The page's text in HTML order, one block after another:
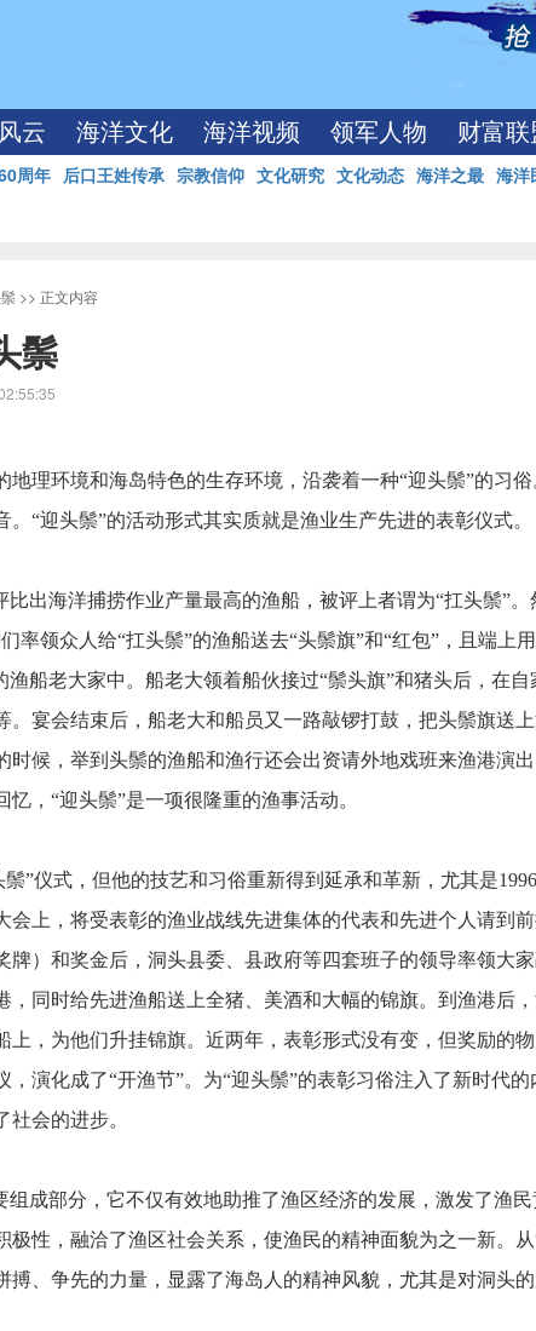
云 海洋文化 海洋视频 领军人物 财富联
周年 后口王姓传承 宗教信仰 文化研究 文化动态 海洋之最 海洋
>> 正文内容
鬃
地理环境和海岛特色的生存环境，沿袭着一种“迎头鬃”的习俗
“迎头鬃”的活动形式其实质就是渔业生产先进的表彰仪式。
比出海洋捕捞作业产量最高的渔船，被评上者谓为“扛头鬃”。
率领众人给“扛头鬃”的渔船送去“头鬃旗”和“红包” ，且端上
渔船老大家中。船老大领着船伙接过“鬃头旗”和猪头后，在自
。宴会结束后，船老大和船员又一路敲锣打鼓，把头鬃旗送
时候，举到头鬃的渔船和渔行还会出资请外地戏班来渔港演
忆， “迎头鬃”是一项很隆重的渔事活动。
鬃”仪式，但他的技艺和习俗重新得到延承和革新，尤其是1996
会上，将受表彰的渔业战线先进集体的代表和先进个人请到
牌）和奖金后，洞头县委、县政府等四套班子的领导率领大
，同时给先进渔船送上全猪、美酒和大幅的锦旗。到渔港后
上，为他们升挂锦旗。近两年，表彰形式没有变，但奖励的
，演化成了“开渔节”。为“迎头鬃”的表彰习俗注入了新时代
会的进步。
组成部分，它不仅有效地助推了渔区经济的发展，激发了渔
极性，融洽了渔区社会关系，使渔民的精神面貌为之一新。从
搏、争先的力量，显露了海岛人的精神风貌，尤其是对洞头